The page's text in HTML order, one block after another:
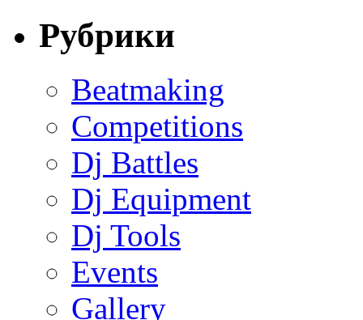
Рубрики
Beatmaking
Competitions
Dj Battles
Dj Equipment
Dj Tools
Events
Gallery